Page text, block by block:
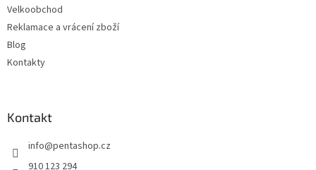
Velkoobchod
Reklamace a vrácení zboží
Blog
Kontakty
Kontakt
info@pentashop.cz
910 123 294